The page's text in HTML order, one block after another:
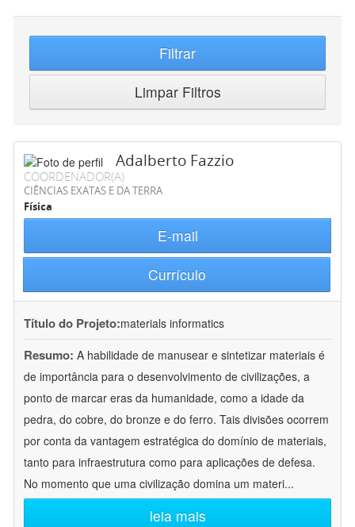
Filtrar
Limpar Filtros
Adalberto Fazzio
COORDENADOR(A)
CIÊNCIAS EXATAS E DA TERRA
Física
E-mail
Currículo
Título do Projeto:materials informatics
Resumo: A habilidade de manusear e sintetizar materiais é
de importância para o desenvolvimento de civilizações, a
ponto de marcar eras da humanidade, como a idade da
pedra, do cobre, do bronze e do ferro. Tais divisões ocorrem
por conta da vantagem estratégica do domínio de materiais,
tanto para infraestrutura como para aplicações de defesa.
No momento que uma civilização domina um materi...
leia mais